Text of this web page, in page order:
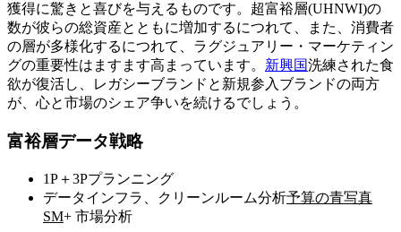
獲得に驚きと喜びを与えるものです。超富裕層(UHNWI)の
数が彼らの総資産とともに増加するにつれて、また、消費者
の層が多様化するにつれて、ラグジュアリー・マーケティン
グの重要性はますます高まっています。 新興国洗練された食
欲が復活し、レガシーブランドと新規参入ブランドの両方
が、心と市場のシェア争いを続けるでしょう。
富裕層データ戦略
1P＋3Pプランニング
データインフラ、クリーンルーム分析予算の青写真
SM+ 市場分析